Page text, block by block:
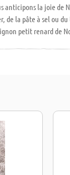
anticipons la joie de
de la pâte à sel ou
petit renard de
en forme de
: Les livres sont